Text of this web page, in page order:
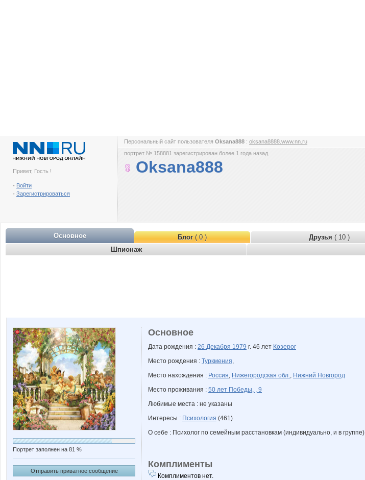
Привет, Гость !
- Войти
- Зарегистрироваться
Персональный сайт пользователя Oksana888 : oksana8888.www.nn.ru
портрет № 158881 зарегистрирован более 1 года назад
Oksana888
Основное Блог( 0 ) Друзья ( 10 )
Шпионаж
Портрет заполнен на 81 %
Отправить приватное сообщение
Основное
Дата рождения : 26 Декабря 1979 г. 46 лет Козерог
Место рождения : Туркмения,
Место нахождения : Россия, Нижегородская обл., Нижний Новгород
Место проживания : 50 лет Победы, , 9
Любимые места : не указаны
Интересы : Психология (461)
О себе : Психолог по семейным расстановкам (индивидуально, и в группе)
Комплименты
Комплиментов нет.